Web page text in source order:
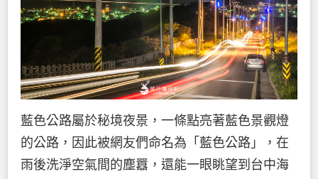
藍色公路屬於秘境夜景，一條點亮著藍色景觀燈
的公路，因此被網友們命名為「藍色公路」，在
雨後洗淨空氣間的塵囂，還能一眼眺望到台中海